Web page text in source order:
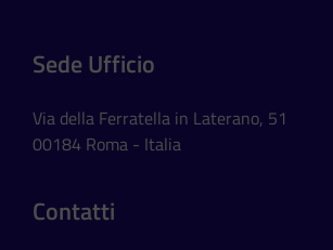
Sede Ufficio
Via della Ferratella in Laterano, 51
00184 Roma - Italia
Contatti